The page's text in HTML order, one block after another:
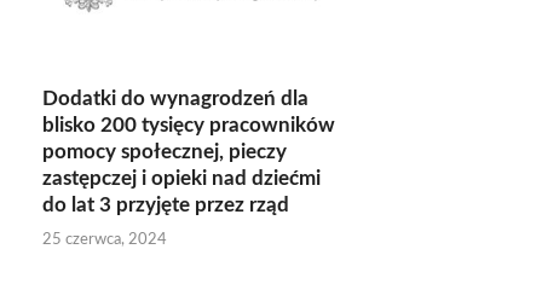
Dodatki do wynagrodzeń dla
blisko 200 tysięcy pracowników
pomocy społecznej, pieczy
zastępczej i opieki nad dziećmi
do lat 3 przyjęte przez rząd
25 czerwca, 2024